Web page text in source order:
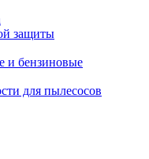
защиты
и бензиновые
для пылесосов